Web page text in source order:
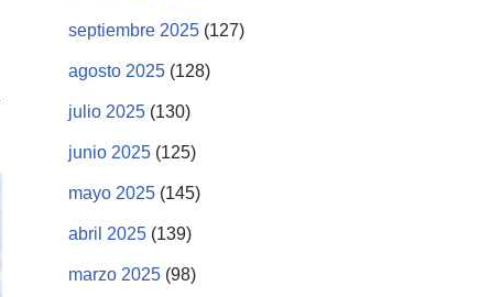
septiembre 2025 (127)
agosto 2025 (128)
julio 2025 (130)
junio 2025 (125)
mayo 2025 (145)
abril 2025 (139)
marzo 2025 (98)